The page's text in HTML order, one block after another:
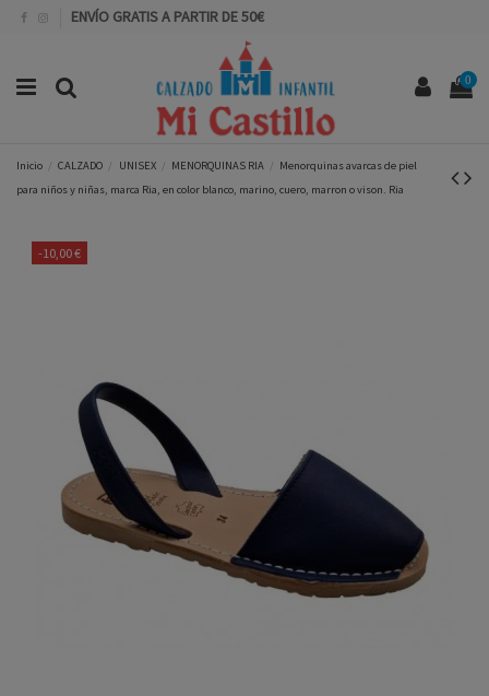
ENVÍO GRATIS A PARTIR DE 50€
0
Inicio CALZADO UNISEX MENORQUINAS RIA
Menorquinas avarcas de piel
para niños y niñas, marca Ria, en color blanco, marino, cuero, marron o vison. Ria
-10,00 €